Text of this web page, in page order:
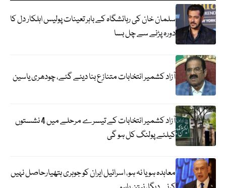
سلمان خان کی رہائشگاہ کے باہر تعینات پولیس اہلکار دل کا
دورہ پڑنے سے چل بسا
آزاد کشمیر انتخابات متنازع بنا دیئے گئے، چودھری یاسین
آزاد کشمیر انتخابات کے تیسرے مرحلے میں 4 نشستوں
کیلئے پولنگ کل ہو گی
معاہدہ ہو یا نہ ہو، اسرائیل ایران کو جوہری ہتھیارحاصل نہیں